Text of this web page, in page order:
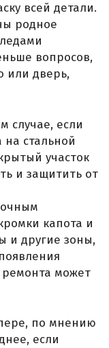
всей детали.
родное
вопросов,
или дверь,
случае, если
стальной
участок
и защитить от
капота и
и другие зоны,
ремонта может
по мнению
если